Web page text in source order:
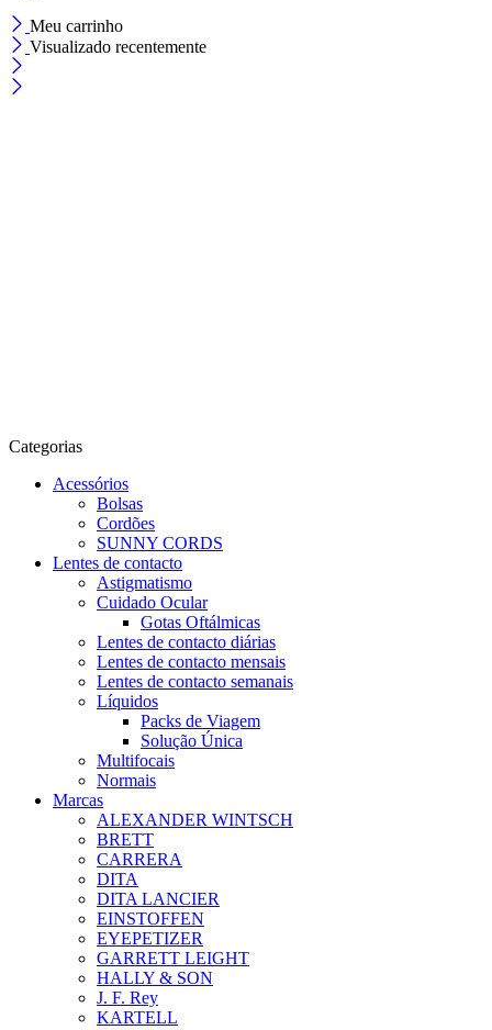
Meu carrinho
Visualizado recentemente
Categorias
Acessórios
Bolsas
Cordões
SUNNY CORDS
Lentes de contacto
Astigmatismo
Cuidado Ocular
Gotas Oftálmicas
Lentes de contacto diárias
Lentes de contacto mensais
Lentes de contacto semanais
Líquidos
Packs de Viagem
Solução Única
Multifocais
Normais
Marcas
ALEXANDER WINTSCH
BRETT
CARRERA
DITA
DITA LANCIER
EINSTOFFEN
EYEPETIZER
GARRETT LEIGHT
HALLY & SON
J. F. Rey
KARTELL